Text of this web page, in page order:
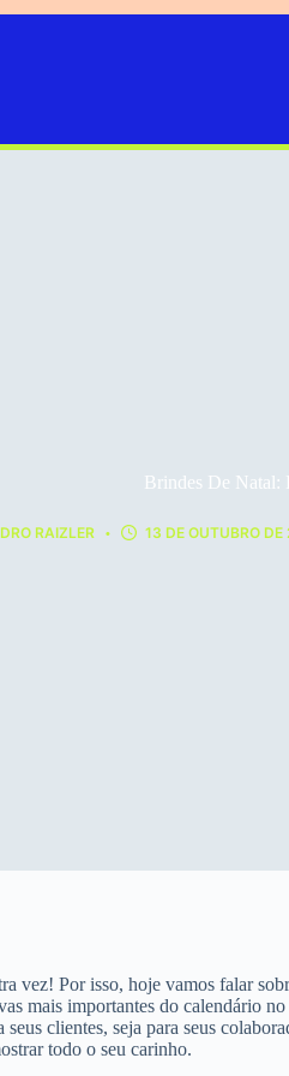
Brindes De Natal:
RAIZLER 13 DE OUTUBRO DE
vez! Por isso, hoje vamos falar
mais importantes do calendário
clientes, seja para seus
todo o seu carinho.